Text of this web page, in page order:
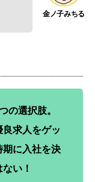
の選択肢。
求人をゲッ
期に入社を決
い！